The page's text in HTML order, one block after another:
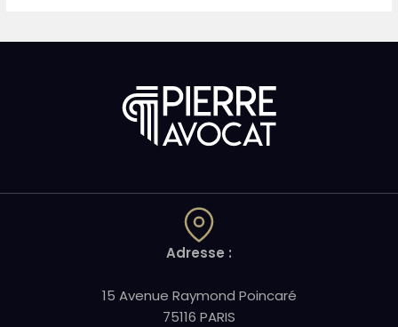
Adresse :
15 Avenue Raymond Poincaré
75116 PARIS